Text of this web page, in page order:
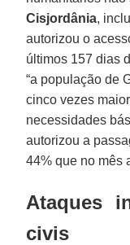
Cisjordânia,
autorizou o
últimos 157 dias
“a população de
cinco vezes
necessidades
autorizou a
44% que no mês
Ataques
civis